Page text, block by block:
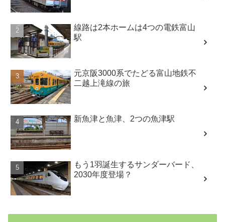
線路は2本ホームは4つの電鉄富山
駅
元京阪3000系でたどる富山地鉄不
二越上滝線の旅
新魚津と魚津、2つの魚津駅
もう1羽誕生するサンダーバード、
2030年度登場？